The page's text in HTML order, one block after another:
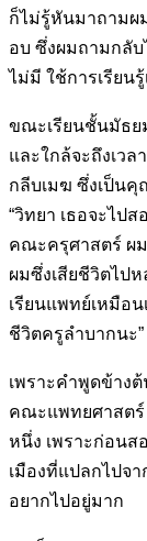
ก็ไม่รู้หันมาถามผ
อบ ซึ่งผมถามกลับ
ไม่มี ใช้การเรียน
ขณะเรียนชั้นมัธย
และใกล้จะถึงเว
กลีบเมฆ ซึ่งเป็นคุ
“วิทยา เธอจะไป
คณะครุศาสตร์ ผม
ผมซึ่งเสียชีวิตไป
เรียนแพทย์เหมือน
ชีวิตครูลำบากนะ”
เพราะคำพูดข้าง
คณะแพทยศาสตร์
หนึ่ง เพราะก่อนส
เมืองที่แปลกไปจ
อยากไปอยู่มาก